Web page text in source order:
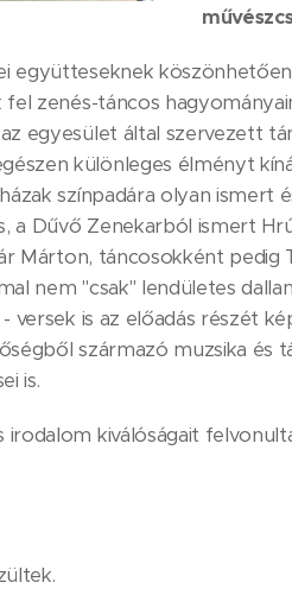
együtteseknek
zenés-táncos
egyesület által szervezett
különleges élményt
színpadára olyan ismert
a Dűvő Zenekarból ismert
Márton, táncosokként pedig
nem "csak" lendületes
versek is az előadás részét
származó muzsika
is.
kiválóságait